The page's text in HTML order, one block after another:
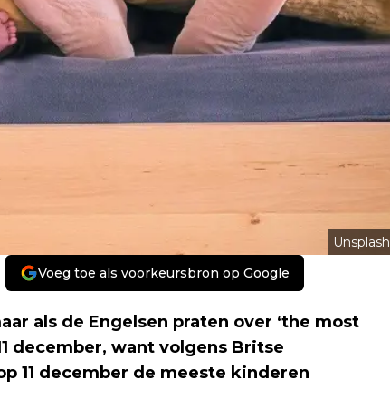
Unsplash
Voeg toe als voorkeursbron op Google
als de Engelsen praten over ‘the most
december, want volgens Britse
11 december de meeste kinderen